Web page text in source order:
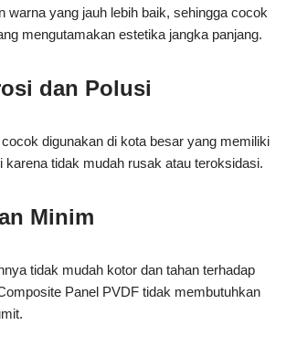
warna yang jauh lebih baik, sehingga cocok
mengutamakan estetika jangka panjang.
dan Polusi
digunakan di kota besar yang memiliki
karena tidak mudah rusak atau teroksidasi.
Minim
tidak mudah kotor dan tahan terhadap
Panel PVDF tidak membutuhkan